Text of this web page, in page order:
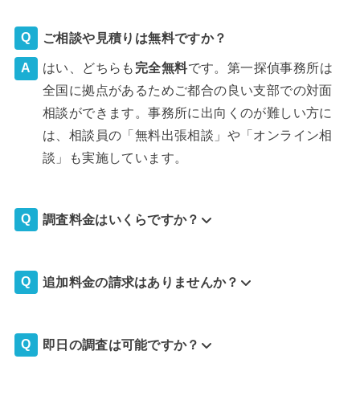
ご相談や見積りは無料ですか？
はい、どちらも 完全無料です。第一探偵事務所は
全国に拠点があるためご都合の良い支部での対面
相談ができます。事務所に出向くのが難しい方に
は、相談員の「無料出張相談」や「オンライン相
談」も実施しています。
調査料金はいくらですか？
追加料金の請求はありませんか？
即日の調査は可能ですか？